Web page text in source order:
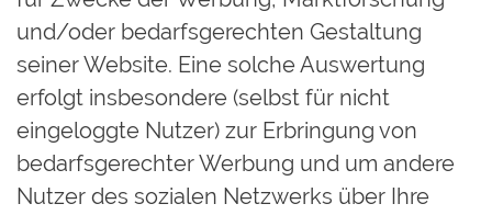
und/oder bedarfsgerechten Gestaltung
seiner Website. Eine solche Auswertung
erfolgt insbesondere (selbst für nicht
eingeloggte Nutzer) zur Erbringung von
bedarfsgerechter Werbung und um andere
Nutzer des sozialen Netzwerks über Ihre